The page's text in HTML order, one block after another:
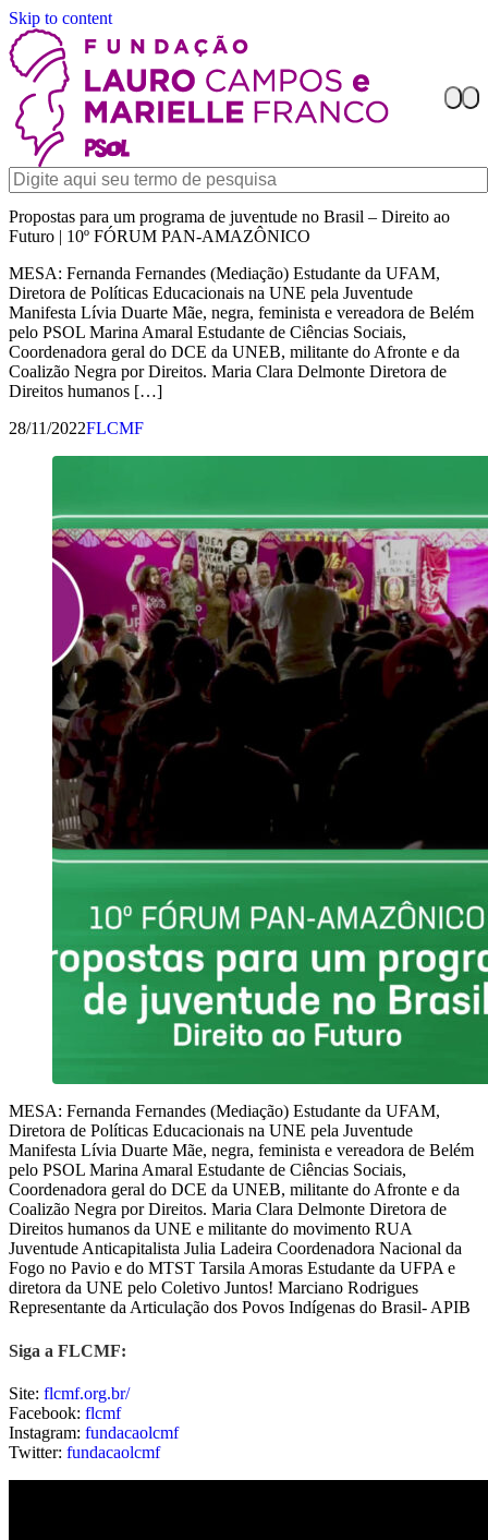
Skip to content
Propostas para um programa de juventude no Brasil – Direito ao
Futuro | 10º FÓRUM PAN-AMAZÔNICO
MESA: Fernanda Fernandes (Mediação) Estudante da UFAM,
Diretora de Políticas Educacionais na UNE pela Juventude
Manifesta Lívia Duarte Mãe, negra, feminista e vereadora de Belém
pelo PSOL Marina Amaral Estudante de Ciências Sociais,
Coordenadora geral do DCE da UNEB, militante do Afronte e da
Coalizão Negra por Direitos. Maria Clara Delmonte Diretora de
Direitos humanos […]
28/11/2022FLCMF
MESA: Fernanda Fernandes (Mediação) Estudante da UFAM,
Diretora de Políticas Educacionais na UNE pela Juventude
Manifesta Lívia Duarte Mãe, negra, feminista e vereadora de Belém
pelo PSOL Marina Amaral Estudante de Ciências Sociais,
Coordenadora geral do DCE da UNEB, militante do Afronte e da
Coalizão Negra por Direitos. Maria Clara Delmonte Diretora de
Direitos humanos da UNE e militante do movimento RUA
Juventude Anticapitalista Julia Ladeira Coordenadora Nacional da
Fogo no Pavio e do MTST Tarsila Amoras Estudante da UFPA e
diretora da UNE pelo Coletivo Juntos! Marciano Rodrigues
Representante da Articulação dos Povos Indígenas do Brasil- APIB
Siga a FLCMF:
Site: flcmf.org.br/
Facebook: flcmf
Instagram: fundacaolcmf
Twitter: fundacaolcmf